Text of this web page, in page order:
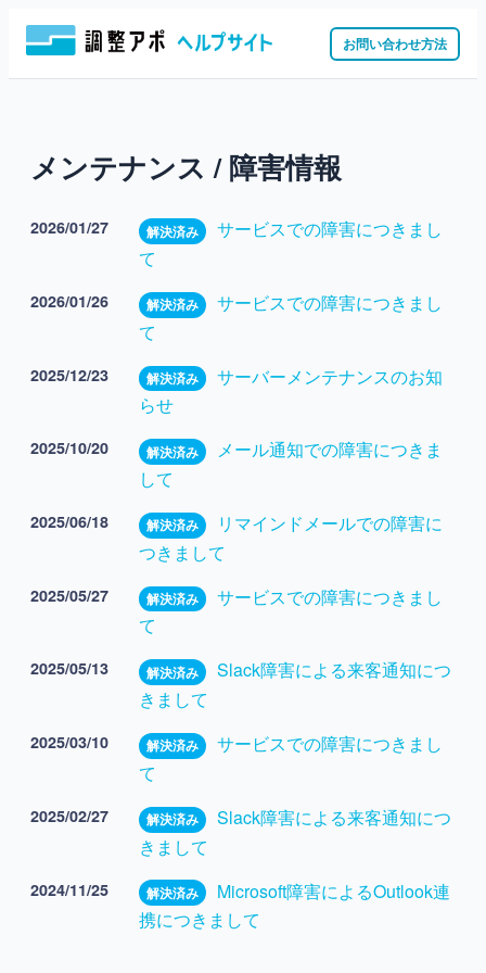
お問い合わせ方法
メンテナンス / 障害情報
2026/01/27 解決済み
サービスでの障害につきまし
て
2026/01/26 解決済み
サービスでの障害につきまし
て
2025/12/23 解決済み
サーバーメンテナンスのお知
らせ
2025/10/20 解決済み
メール通知での障害につきま
して
2025/06/18 解決済み
リマインドメールでの障害に
つきまして
2025/05/27 解決済み
サービスでの障害につきまし
て
2025/05/13 解決済み
Slack障害による来客通知につ
きまして
2025/03/10 解決済み
サービスでの障害につきまし
て
2025/02/27 解決済み
Slack障害による来客通知につ
きまして
2024/11/25 解決済み
Microsoft障害によるOutlook連
携につきまして